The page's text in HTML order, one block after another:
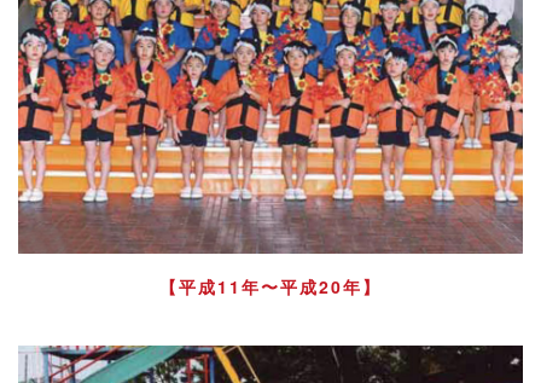
【平成11年〜平成20年】